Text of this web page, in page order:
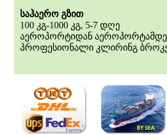
საჰაერო გზით
100 კგ-1000 კგ, 5-7 დღე
აეროპორტიდან აეროპორტამდე
პროფესიონალი კლირინგ